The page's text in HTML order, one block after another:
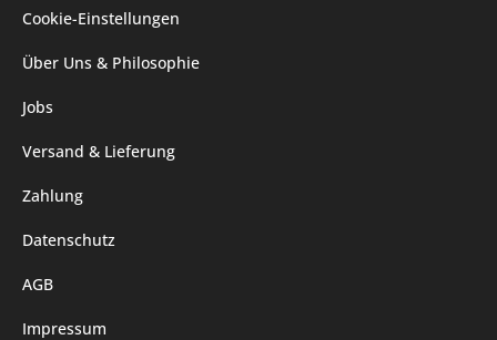
Cookie-Einstellungen
Über Uns & Philosophie
Jobs
Versand & Lieferung
Zahlung
Datenschutz
AGB
Impressum